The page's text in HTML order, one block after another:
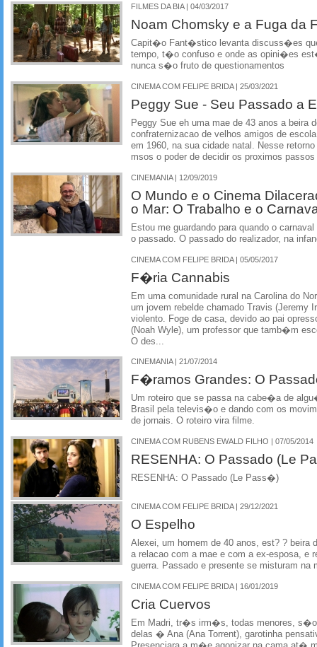
FILMES DA BIA | 04/03/2017
Noam Chomsky e a Fuga da
Capit�o Fant�stico levanta discuss�es
tempo, t�o confuso e onde as opini�es
nunca s�o fruto de questionamentos
CINEMA COM FELIPE BRIDA | 25/03/2021
Peggy Sue - Seu Passado a
Peggy Sue eh uma mae de 43 anos a beira
confraternizacao de velhos amigos de
em 1960, na sua cidade natal. Nesse
msos o poder de decidir os proximos
CINEMANIA | 12/09/2019
O Mundo e o Cinema
o Mar: O Trabalho e o
Estou me guardando para quando o
o passado. O passado do realizador, na
CINEMA COM FELIPE BRIDA | 05/05/2017
F�ria Cannabis
Em uma comunidade rural na Carolina do
um jovem rebelde chamado Travis (Jeremy
violento. Foge de casa, devido ao pai
(Noah Wyle), um professor que tamb�m
O des...
CINEMANIA | 21/07/2014
F�ramos Grandes: O
Um roteiro que se passa na cabe�a de
Brasil pela televis�o e dando com os
de jornais. O roteiro vira filme.
CINEMA COM RUBENS EWALD FILHO | 07/05/2014
RESENHA: O Passado (Le
RESENHA: O Passado (Le Pass�)
CINEMA COM FELIPE BRIDA | 29/12/2021
O Espelho
Alexei, um homem de 40 anos, est? ? beira
a relacao com a mae e com a ex-esposa, e
guerra. Passado e presente se misturam na
CINEMA COM FELIPE BRIDA | 16/01/2019
Cria Cuervos
Em Madri, tr�s irm�s, todas menores, s�o
delas � Ana (Ana Torrent), garotinha